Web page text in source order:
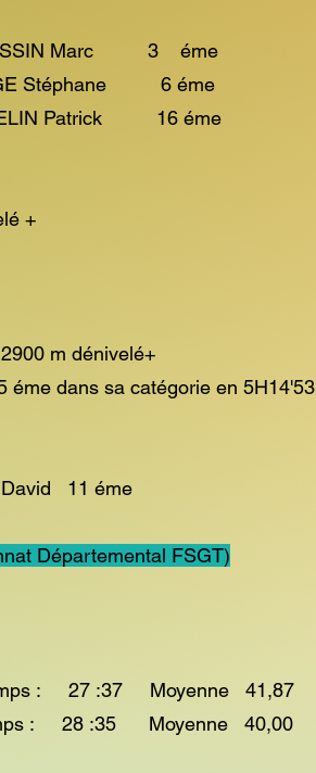
Marc 3 éme
6 éme
16 éme
+
m dénivelé+
dans sa catégorie en
11 éme
Départemental FSGT)
: 27 :37 Moyenne 41,87
: 28 :35 Moyenne 40,00